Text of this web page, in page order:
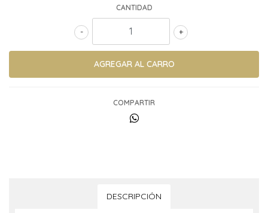
CANTIDAD
+
-
COMPARTIR
DESCRIPCIÓN